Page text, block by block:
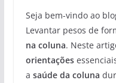
Seja bem-vindo ao
Levantar pesos de
na coluna. Neste
orientações
a saúde da coluna